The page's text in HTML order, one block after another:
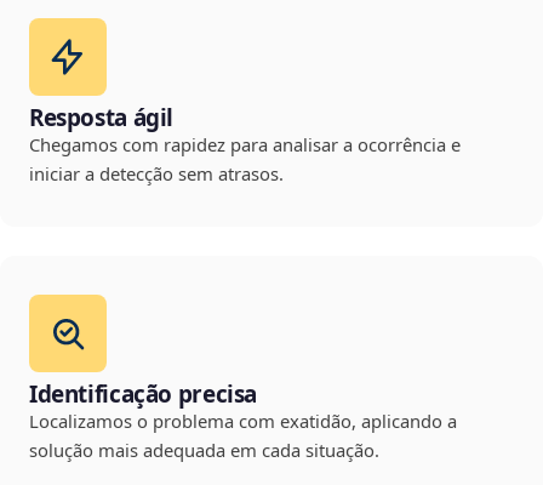
Resposta ágil
Chegamos com rapidez para analisar a ocorrência e
iniciar a detecção sem atrasos.
Identificação precisa
Localizamos o problema com exatidão, aplicando a
solução mais adequada em cada situação.